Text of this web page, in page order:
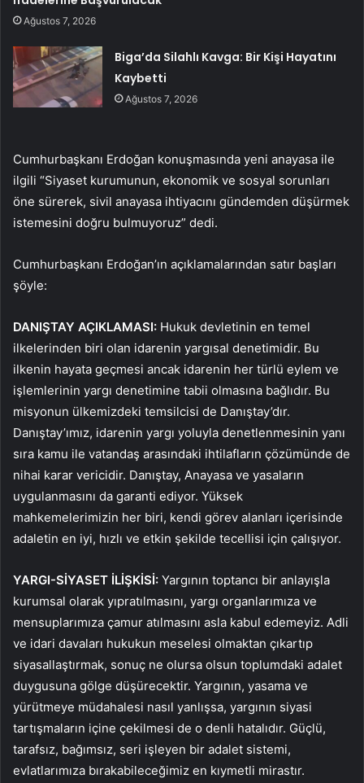
Ağustos 7, 2026
Biga’da Silahlı Kavga: Bir Kişi Hayatını
Kaybetti
Ağustos 7, 2026
Cumhurbaşkanı Erdoğan konuşmasında yeni anayasa ile
ilgili “Siyaset kurumunun, ekonomik ve sosyal sorunları
öne sürerek, sivil anayasa ihtiyacını gündemden düşürmek
istemesini doğru bulmuyoruz” dedi.
Cumhurbaşkanı Erdoğan’ın açıklamalarından satır başları
şöyle:
DANIŞTAY AÇIKLAMASI: Hukuk devletinin en temel
ilkelerinden biri olan idarenin yargısal denetimidir. Bu
ilkenin hayata geçmesi ancak idarenin her türlü eylem ve
işlemlerinin yargı denetimine tabii olmasına bağlıdır. Bu
misyonun ülkemizdeki temsilcisi de Danıştay’dır.
Danıştay’ımız, idarenin yargı yoluyla denetlenmesinin yanı
sıra kamu ile vatandaş arasındaki ihtilafların çözümünde de
nihai karar vericidir. Danıştay, Anayasa ve yasaların
uygulanmasını da garanti ediyor. Yüksek
mahkemelerimizin her biri, kendi görev alanları içerisinde
adaletin en iyi, hızlı ve etkin şekilde tecellisi için çalışıyor.
YARGI-SİYASET İLİŞKİSİ: Yargının toptancı bir anlayışla
kurumsal olarak yıpratılmasını, yargı organlarımıza ve
mensuplarımıza çamur atılmasını asla kabul edemeyiz. Adli
ve idari davaları hukukun meselesi olmaktan çıkartıp
siyasallaştırmak, sonuç ne olursa olsun toplumdaki adalet
duygusuna gölge düşürecektir. Yargının, yasama ve
yürütmeye müdahalesi nasıl yanlışsa, yargının siyasi
tartışmaların içine çekilmesi de o denli hatalıdır. Güçlü,
tarafsız, bağımsız, seri işleyen bir adalet sistemi,
evlatlarımıza bırakabileceğimiz en kıymetli mirastır.